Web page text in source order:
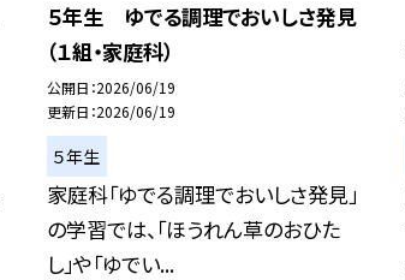
５年生 ゆでる調理でおいしさ発見
（１組・家庭科）
公開日 2026/06/19
更新日 2026/06/19
５年生
家庭科「ゆでる調理でおいしさ発見」
の学習では、「ほうれん草のおひた
し」や「ゆでい...